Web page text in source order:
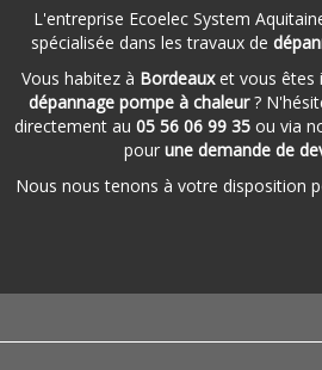
L'entreprise Ecoelec System
spécialisée dans les travaux de
Vous habitez à Bordeauxet vous êtes
dépannage pompe à chaleur?
directement au 05 56 06 99 35 ou via
pourune demande de
Nous nous tenons à votre disposition